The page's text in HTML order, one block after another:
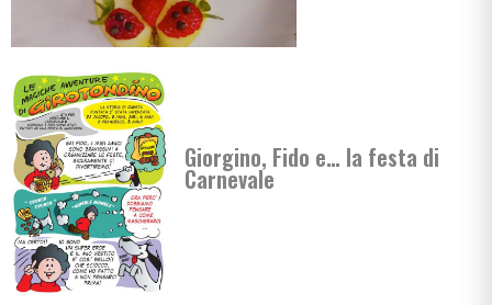
Giorgino, Fido e… la festa di
Carnevale